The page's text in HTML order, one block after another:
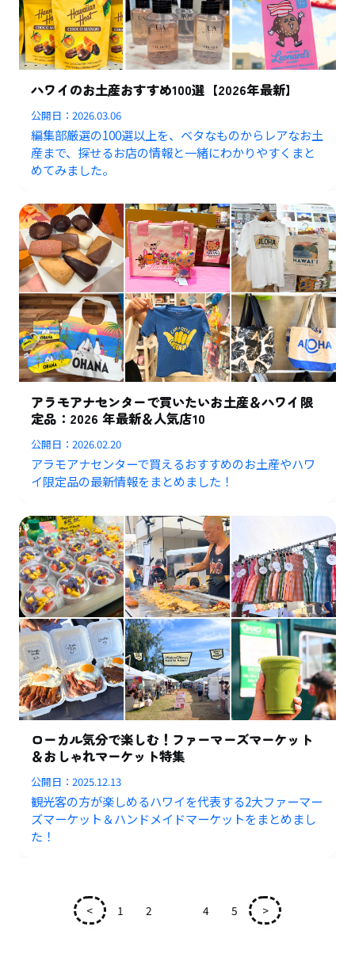
ハワイのお土産おすすめ100選【2026年最新】
公開日：2026.03.06
編集部厳選の100選以上を、ベタなものからレアなお土
産まで、探せるお店の情報と一緒にわかりやすくまと
めてみました。
アラモアナセンターで買いたいお土産＆ハワイ限
定品：2026 年最新＆人気店10
公開日：2026.02.20
アラモアナセンターで買えるおすすめのお土産やハワ
イ限定品の最新情報をまとめました！
ローカル気分で楽しむ！ファーマーズマーケット
＆おしゃれマーケット特集
公開日：2025.12.13
観光客の方が楽しめるハワイを代表する2大ファーマー
ズマーケット＆ハンドメイドマーケットをまとめまし
た！
< 1 2 4 5 >